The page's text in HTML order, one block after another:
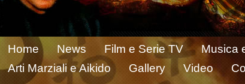
Home News Film e Serie TV Musica
Arti Marziali e Aikido
Gallery Video